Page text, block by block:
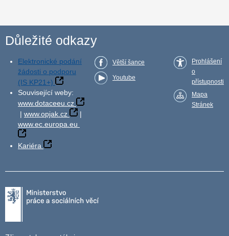
Důležité odkazy
Elektronické podání
žádosti o podporu
(IS KP21+)
Související weby:
www.dotaceeu.cz
| www.opjak.cz
|
www.ec.europa.eu
Kariéra
Větší šance
Youtube
Prohlášení
o
přístupnosti
Mapa
Stránek